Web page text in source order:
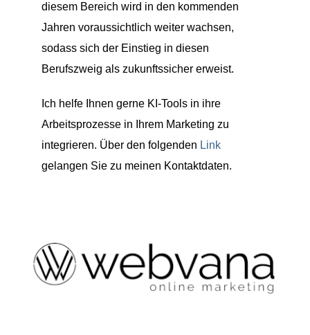
diesem Bereich wird in den kommenden
Jahren voraussichtlich weiter wachsen,
sodass sich der Einstieg in diesen
Berufszweig als zukunftssicher erweist.
Ich helfe Ihnen gerne KI-Tools in ihre
Arbeitsprozesse in Ihrem Marketing zu
integrieren. Über den folgenden Link
gelangen Sie zu meinen Kontaktdaten.